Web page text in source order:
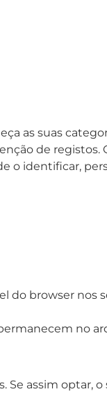
as suas
de
identificar,
do browser nos
no
Se assim